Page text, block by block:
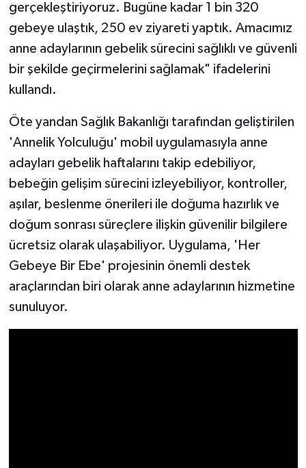
gerçekleştiriyoruz. Bugüne kadar 1 bin 320
gebeye ulaştık, 250 ev ziyareti yaptık. Amacımız
anne adaylarının gebelik sürecini sağlıklı ve güvenli
bir şekilde geçirmelerini sağlamak" ifadelerini
kullandı.
Öte yandan Sağlık Bakanlığı tarafından geliştirilen
'Annelik Yolculuğu' mobil uygulamasıyla anne
adayları gebelik haftalarını takip edebiliyor,
bebeğin gelişim sürecini izleyebiliyor, kontroller,
aşılar, beslenme önerileri ile doğuma hazırlık ve
doğum sonrası süreçlere ilişkin güvenilir bilgilere
ücretsiz olarak ulaşabiliyor. Uygulama, 'Her
Gebeye Bir Ebe' projesinin önemli destek
araçlarından biri olarak anne adaylarının hizmetine
sunuluyor.